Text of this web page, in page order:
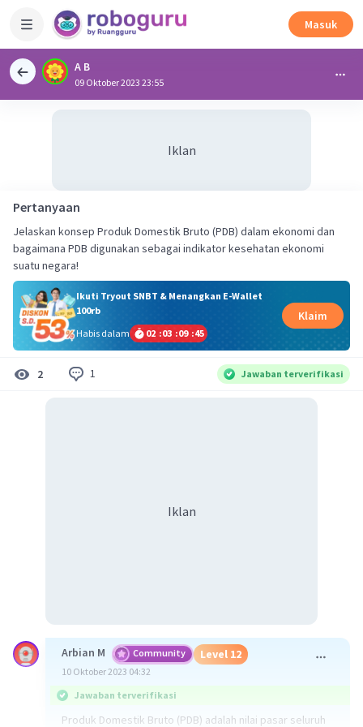
Masuk
A B
09 Oktober 2023 23:55
Iklan
Pertanyaan
Jelaskan konsep Produk Domestik Bruto (PDB) dalam ekonomi dan
bagaimana PDB digunakan sebagai indikator kesehatan ekonomi
suatu negara!
Ikuti Tryout SNBT & Menangkan E-Wallet
100rb
Habis dalam
02 :03 :09 :45
Klaim
2 1 Jawaban terverifikasi
Iklan
Arbian M Community Level 12
10 Oktober 2023 04:32
Jawaban terverifikasi
Produk Domestik Bruto (PDB) adalah nilai pasar seluruh